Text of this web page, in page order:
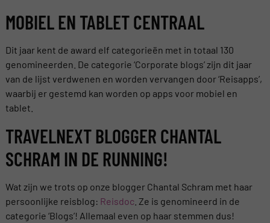
MOBIEL EN TABLET CENTRAAL
Dit jaar kent de award elf categorieën met in totaal 130
genomineerden. De categorie ‘Corporate blogs’ zijn dit jaar
van de lijst verdwenen en worden vervangen door ‘Reisapps’,
waarbij er gestemd kan worden op apps voor mobiel en
tablet.
TRAVELNEXT BLOGGER CHANTAL
SCHRAM IN DE RUNNING!
Wat zijn we trots op onze blogger Chantal Schram met haar
persoonlijke reisblog: Reisdoc . Ze is genomineerd in de
categorie ‘Blogs’! Allemaal even op haar stemmen dus!